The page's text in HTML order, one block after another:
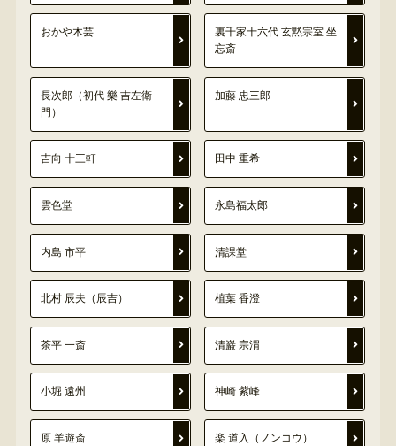
おかや木芸
裏千家十六代 玄黙宗室 坐
忘斎
長次郎（初代 樂 吉左衛
門）
加藤 忠三郎
吉向 十三軒 田中 重希
雲色堂 永島福太郎
内島 市平 清課堂
北村 辰夫（辰吉） 植葉 香澄
茶平 一斎 清巌 宗渭
小堀 遠州 神崎 紫峰
原 羊遊斎 楽 道入（ノンコウ）